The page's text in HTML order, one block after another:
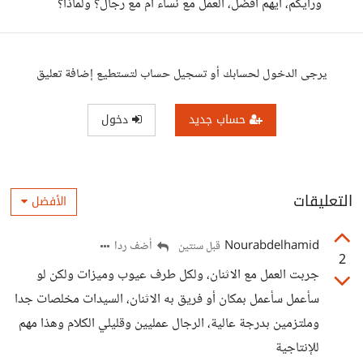
يرجى الدخول لحسابك أو تسجيل حساب لتستطيع إضافة تعليق
حساب جديد دخول
التعليقات الأفضل
2
Nourabdelhamid قبل سنتين أضف ردا
جربت العمل مع الاثنان، ولكل طرف عيوب وميزات ولكن لو
سأعمل سأعمل بمكان أو فريق به الاثنان، السيدات مخلصات جدا
وملتزمين بدرجة عالية، الرجال عمليين وقليلي الكلام وهذا مهم
للإنتاجية